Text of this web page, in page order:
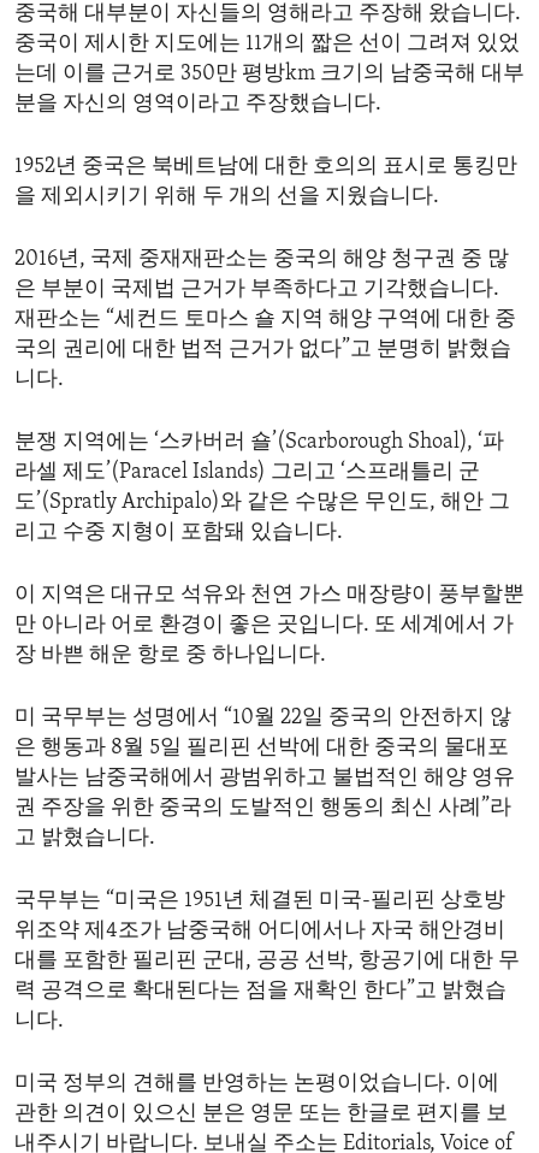
중국해 대부분이 자신들의 영해라고 주장해 왔습니다.
중국이 제시한 지도에는 11개의 짧은 선이 그려져 있었
는데 이를 근거로 350만 평방km 크기의 남중국해 대부
분을 자신의 영역이라고 주장했습니다.
1952년 중국은 북베트남에 대한 호의의 표시로 통킹만
을 제외시키기 위해 두 개의 선을 지웠습니다.
2016년, 국제 중재재판소는 중국의 해양 청구권 중 많
은 부분이 국제법 근거가 부족하다고 기각했습니다.
재판소는 “세컨드 토마스 숄 지역 해양 구역에 대한 중
국의 권리에 대한 법적 근거가 없다”고 분명히 밝혔습
니다.
분쟁 지역에는 ‘스카버러 숄’(Scarborough Shoal), ‘파
라셀 제도’(Paracel Islands) 그리고 ‘스프래틀리 군
도’(Spratly Archipalo)와 같은 수많은 무인도, 해안 그
리고 수중 지형이 포함돼 있습니다.
이 지역은 대규모 석유와 천연 가스 매장량이 풍부할뿐
만 아니라 어로 환경이 좋은 곳입니다. 또 세계에서 가
장 바쁜 해운 항로 중 하나입니다.
미 국무부는 성명에서 “10월 22일 중국의 안전하지 않
은 행동과 8월 5일 필리핀 선박에 대한 중국의 물대포
발사는 남중국해에서 광범위하고 불법적인 해양 영유
권 주장을 위한 중국의 도발적인 행동의 최신 사례”라
고 밝혔습니다.
국무부는 “미국은 1951년 체결된 미국-필리핀 상호방
위조약 제4조가 남중국해 어디에서나 자국 해안경비
대를 포함한 필리핀 군대, 공공 선박, 항공기에 대한 무
력 공격으로 확대된다는 점을 재확인 한다”고 밝혔습
니다.
미국 정부의 견해를 반영하는 논평이었습니다. 이에
관한 의견이 있으신 분은 영문 또는 한글로 편지를 보
내주시기 바랍니다. 보내실 주소는 Editorials, Voice of